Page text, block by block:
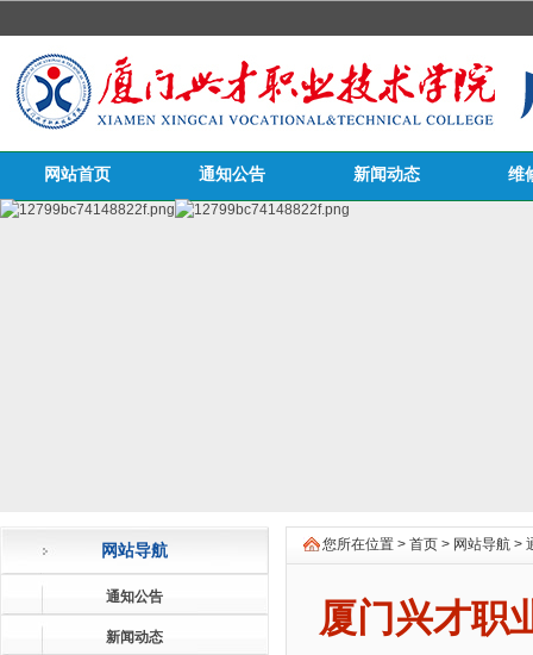
网站首页 通知公告 新闻动态 维
网站导航
通知公告
新闻动态
您所在位置 > 首页 > 网站导航 >
厦门兴才职